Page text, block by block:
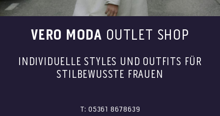
VERO MODA OUTLET SHOP
INDIVIDUELLE STYLES UND OUTFITS FÜR
STILBEWUSSTE FRAUEN
T: 05361 8678639